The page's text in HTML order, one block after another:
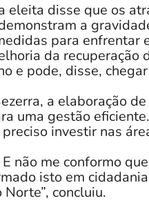
eleita disse que os
a
para enfrentar
da recuperação
e pode, disse,
a elaboração
uma gestão
investir nas
não me conformo
isto em
concluiu.